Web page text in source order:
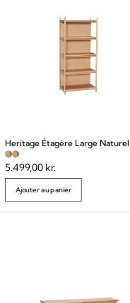
Heritage Étagère Large Naturel
5.499,00 kr.
Ajouter au panier